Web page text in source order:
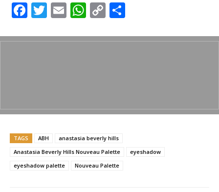
F
c
o
k
T
itt
E
ai
W
at
p
C
p
k
ar
TAGS ABH
anastasia beverly hills
Anastasia Beverly Hills Nouveau Palette
eyeshadow
eyeshadow palette
Nouveau Palette